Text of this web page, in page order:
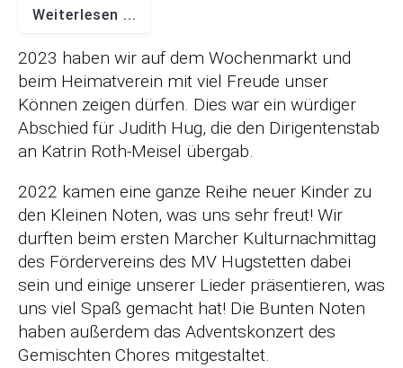
Weiterlesen ...
2023 haben wir auf dem Wochenmarkt und
beim Heimatverein mit viel Freude unser
Können zeigen dürfen. Dies war ein würdiger
Abschied für Judith Hug, die den Dirigentenstab
an Katrin Roth-Meisel übergab.
2022 kamen eine ganze Reihe neuer Kinder zu
den Kleinen Noten, was uns sehr freut! Wir
durften beim ersten Marcher Kulturnachmittag
des Fördervereins des MV Hugstetten dabei
sein und einige unserer Lieder präsentieren, was
uns viel Spaß gemacht hat! Die Bunten Noten
haben außerdem das Adventskonzert des
Gemischten Chores mitgestaltet.